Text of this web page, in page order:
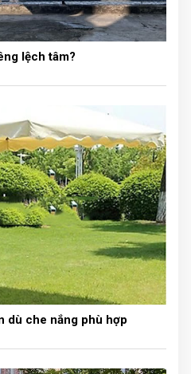
sản phẩm chính
quốc chi phí
nhiều chính
dẫn
chuyên môn
hàng mọi
phơi đồ đơnmà
đến bạn đọc. Mọi thắc
hãy liên hệ ngay
ngũ nhân viên chuyên
ý nhất.
lệch tâm?
dù che nắng phù hợp